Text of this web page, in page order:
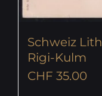
Schweiz
Rigi-Kulm
CHF 35.00